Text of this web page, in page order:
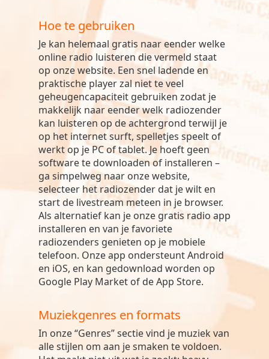
Hoe te gebruiken
Je kan helemaal gratis naar eender welke
online radio luisteren die vermeld staat
op onze website. Een snel ladende en
praktische player zal niet te veel
geheugencapaciteit gebruiken zodat je
makkelijk naar eender welk radiozender
kan luisteren op de achtergrond terwijl je
op het internet surft, spelletjes speelt of
werkt op je PC of tablet. Je hoeft geen
software te downloaden of installeren –
ga simpelweg naar onze website,
selecteer het radiozender dat je wilt en
start de livestream meteen in je browser.
Als alternatief kan je onze gratis radio app
installeren en van je favoriete
radiozenders genieten op je mobiele
telefoon. Onze app ondersteunt Android
en iOS, en kan gedownload worden op
Google Play Market of de App Store.
Muziekgenres en formats
In onze “Genres” sectie vind je muziek van
alle stijlen om aan je smaken te voldoen.